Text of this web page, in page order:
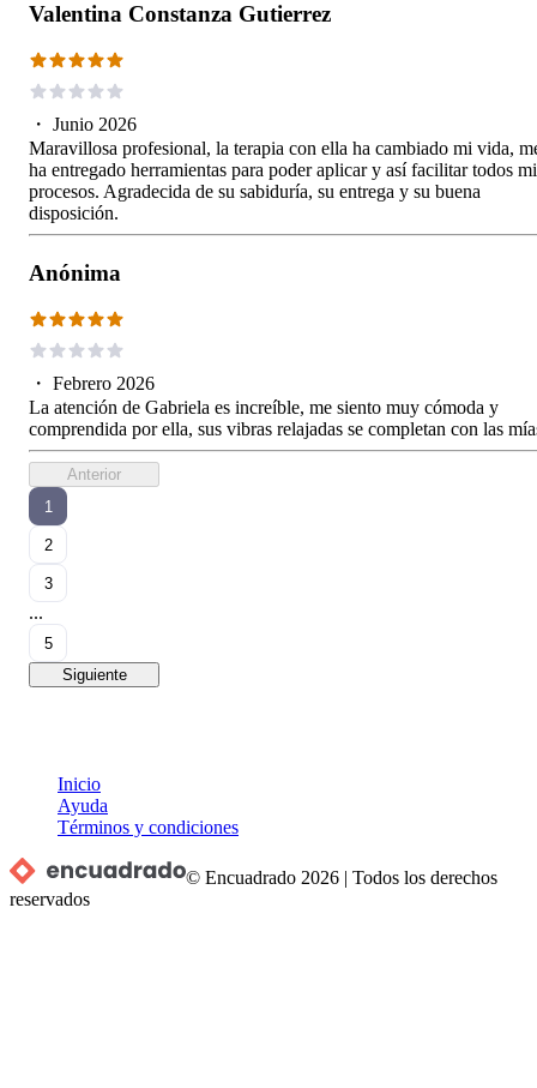
Valentina Constanza Gutierrez
・ Junio 2026
Maravillosa profesional, la terapia con ella ha cambiado mi vida,
ha entregado herramientas para poder aplicar y así facilitar todos
procesos. Agradecida de su sabiduría, su entrega y su buena
disposición.
Anónima
・ Febrero 2026
La atención de Gabriela es increíble, me siento muy cómoda y
comprendida por ella, sus vibras relajadas se completan con las
Anterior
1
2
3
...
5
Siguiente
Inicio
Ayuda
Términos y condiciones
© Encuadrado 2026 |Todos los derechos
reservados